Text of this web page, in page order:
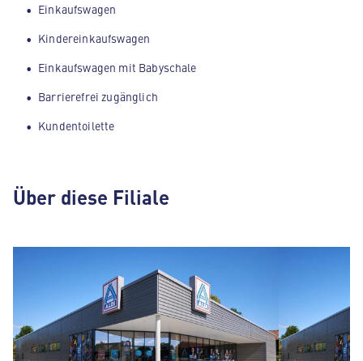
Einkaufswagen
Kindereinkaufswagen
Einkaufswagen mit Babyschale
Barrierefrei zugänglich
Kundentoilette
Über diese Filiale